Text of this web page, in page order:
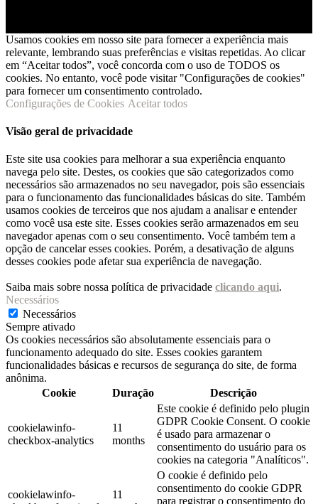
Usamos cookies em nosso site para fornecer a experiência mais
relevante, lembrando suas preferências e visitas repetidas. Ao clicar
em “Aceitar todos”, você concorda com o uso de TODOS os
cookies. No entanto, você pode visitar "Configurações de cookies"
para fornecer um consentimento controlado.
Configurações de Cookies Aceitar todos
Visão geral de privacidade
Este site usa cookies para melhorar a sua experiência enquanto
navega pelo site. Destes, os cookies que são categorizados como
necessários são armazenados no seu navegador, pois são essenciais
para o funcionamento das funcionalidades básicas do site. Também
usamos cookies de terceiros que nos ajudam a analisar e entender
como você usa este site. Esses cookies serão armazenados em seu
navegador apenas com o seu consentimento. Você também tem a
opção de cancelar esses cookies. Porém, a desativação de alguns
desses cookies pode afetar sua experiência de navegação.
Saiba mais sobre nossa política de privacidade clicando aqui.
Necessários
Necessários
Sempre ativado
Os cookies necessários são absolutamente essenciais para o
funcionamento adequado do site. Esses cookies garantem
funcionalidades básicas e recursos de segurança do site, de forma
anônima.
Cookie
Duração Descrição
cookielawinfo-
checkbox-analytics
11
months
Este cookie é definido pelo plugin
GDPR Cookie Consent. O cookie
é usado para armazenar o
consentimento do usuário para os
cookies na categoria "Analíticos".
cookielawinfo-
11
O cookie é definido pelo
consentimento do cookie GDPR
para registrar o consentimento do